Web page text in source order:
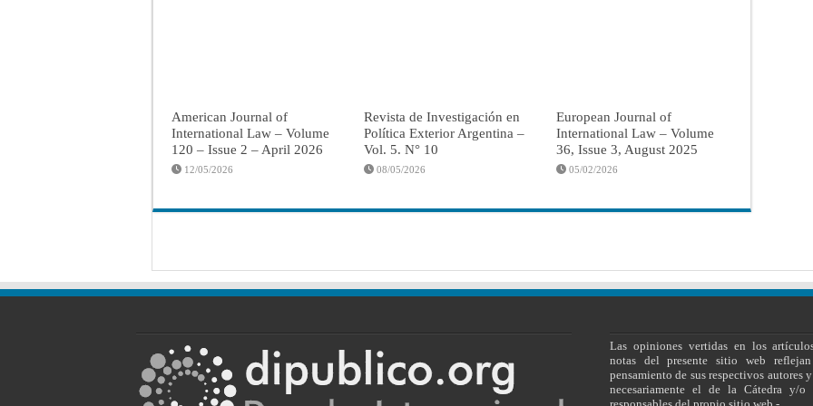
American Journal of
International Law – Volume
120 – Issue 2 – April 2026
12/05/2026
Revista de Investigación en
Política Exterior Argentina –
Vol. 5. N° 10
08/05/2026
European Journal of
International Law – Volume
36, Issue 3, August 2025
05/02/2026
Las opiniones vertidas en los
notas del presente sitio web
pensamiento de sus respectivos autores
necesariamente el de la Cátedra y/o